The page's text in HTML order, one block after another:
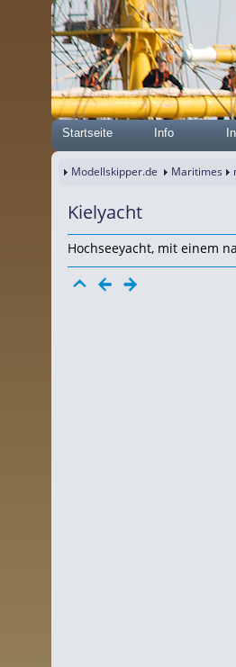
Startseite Info
Modellskipper.de Maritimes
Kielyacht
Hochseeyacht, mit einem